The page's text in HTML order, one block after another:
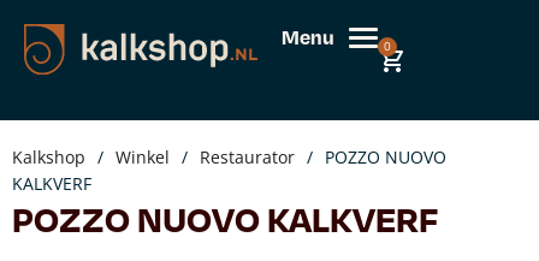
Menu 0
Kalkshop / Winkel / Restaurator / POZZO NUOVO
KALKVERF
POZZO NUOVO KALKVERF